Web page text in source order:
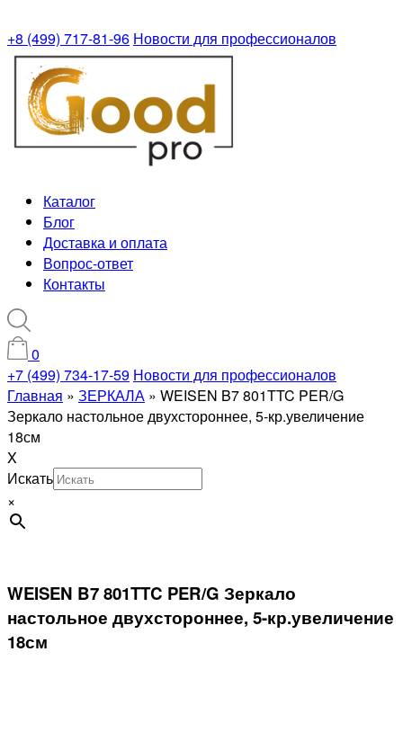
+8 (499) 717-81-96 Новости для профессионалов
Каталог
Блог
Доставка и оплата
Вопрос-ответ
Контакты
0
+7 (499) 734-17-59 Новости для профессионалов
Главная » ЗЕРКАЛА » WEISEN B7 801TTC PER/G
Зеркало настольное двухстороннее, 5-кр.увеличение
18см
X
Искать
×
WEISEN B7 801TTC PER/G Зеркало
настольное двухстороннее, 5-кр.увеличение
18см